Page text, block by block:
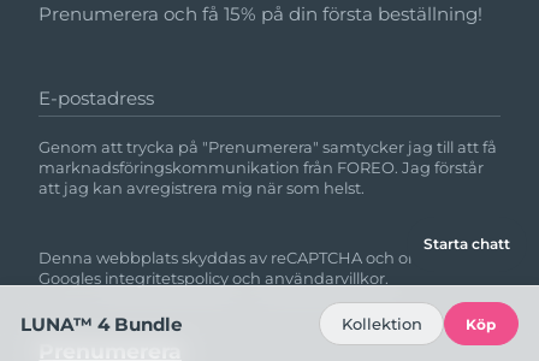
Prenumerera och få 15% på din första beställning!
E-postadress
Genom att trycka på "Prenumerera" samtycker jag till att få
marknadsföringskommunikation från FOREO. Jag förstår
att jag kan avregistrera mig när som helst.
Denna webbplats skyddas av reCAPTCHA och omfattas av
Googles integritetspolicyoch användarvillkor.
Starta chatt
LUNA™ 4 Bundle Kollektion Köp